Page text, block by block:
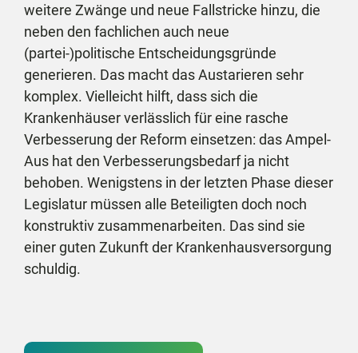
weitere Zwänge und neue Fallstricke hinzu, die
neben den fachlichen auch neue
(partei-)politische Entscheidungsgründe
generieren. Das macht das Austarieren sehr
komplex. Vielleicht hilft, dass sich die
Krankenhäuser verlässlich für eine rasche
Verbesserung der Reform einsetzen: das Ampel-
Aus hat den Verbesserungsbedarf ja nicht
behoben. Wenigstens in der letzten Phase dieser
Legislatur müssen alle Beteiligten doch noch
konstruktiv zusammenarbeiten. Das sind sie
einer guten Zukunft der Krankenhausversorgung
schuldig.